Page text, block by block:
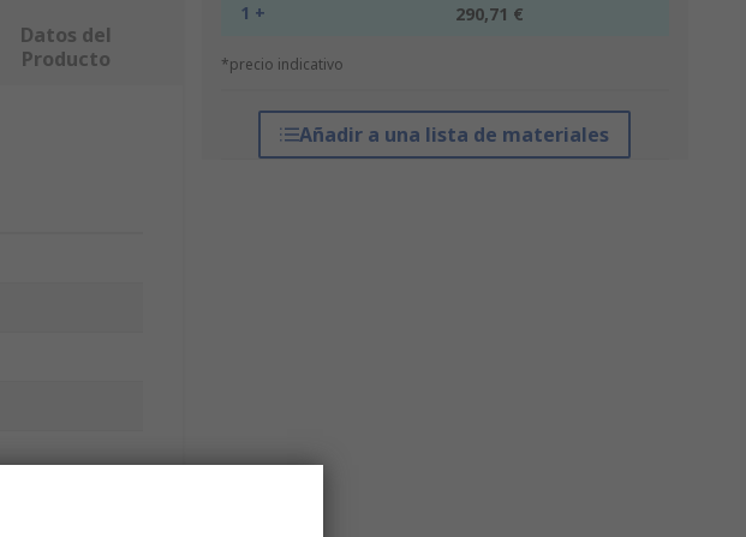
1 + 290,71 €
*precio indicativo
Añadir a una lista de materiales
Datos del
Producto